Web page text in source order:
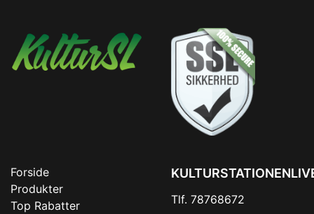
Forside
Produkter
Top Rabatter
Tlf. 78768672